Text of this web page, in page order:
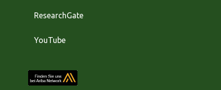
ResearchGate
YouTube